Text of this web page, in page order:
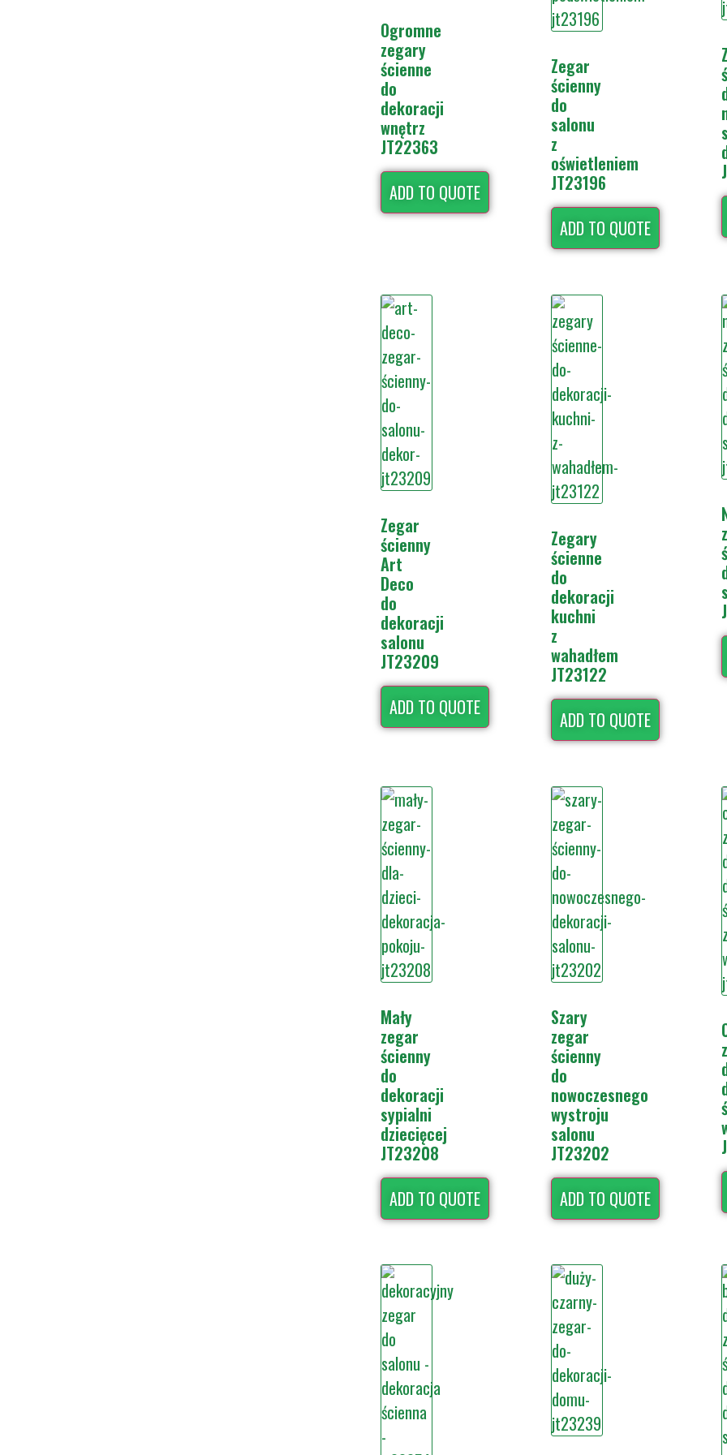
Ogromne
zegary
ścienne
do
dekoracji
wnętrz
JT22363
ADD TO QUOTE
Zegar
ścienny
do
salonu
z
oświetleniem
JT23196
ADD TO QUOTE
Zegar
ścienny
Art
Deco
do
dekoracji
salonu
JT23209
ADD TO QUOTE
Zegary
ścienne
do
dekoracji
kuchni
z
wahadłem
JT23122
ADD TO QUOTE
Mały
zegar
ścienny
do
dekoracji
sypialni
dziecięcej
JT23208
ADD TO QUOTE
Szary
zegar
ścienny
do
nowoczesnego
wystroju
salonu
JT23202
ADD TO QUOTE